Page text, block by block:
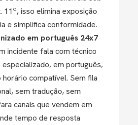
11º, isso elimina exposição
e simplifica conformidade.
em português 24x7
incidente fala com técnico
em português,
compatível. Sem fila
sem tradução, sem
canais que vendem em
tempo de resposta